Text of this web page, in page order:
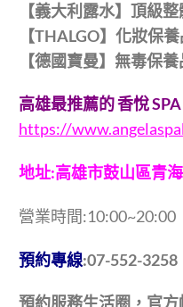
【義大利露水】頂級
【THALGO】化妝保
【德國寶曼】無毒保養
高雄最推薦的 香悅
https://
地址:高雄市鼓山區青
營業時間:10:00~20:00
預約專線:07-552-3258
預約服務生活圈，官